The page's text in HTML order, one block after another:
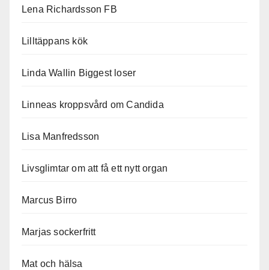
Lena Richardsson FB
Lilltäppans kök
Linda Wallin Biggest loser
Linneas kroppsvård om Candida
Lisa Manfredsson
Livsglimtar om att få ett nytt organ
Marcus Birro
Marjas sockerfritt
Mat och hälsa